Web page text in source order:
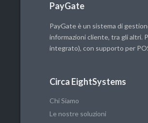
PayGate
PayGate è un sistema di
informazioni cliente, tra gli altri.
integrato), con supporto per
Circa EightSystems
Chi Siamo
Le nostre soluzioni